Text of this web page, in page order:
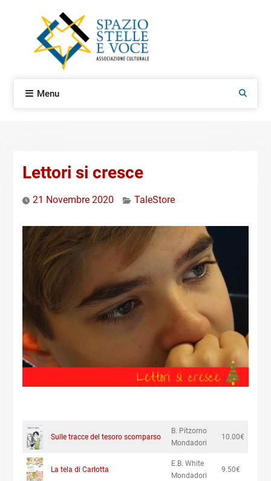
Menu Search
Lettori si cresce
21 Novembre 2020 TaleStore
Sulle tracce del tesoro scomparso
B. Pitzorno
Mondadori
10.00€
La tela di Carlotta
E.B. White
Mondadori
9.50€